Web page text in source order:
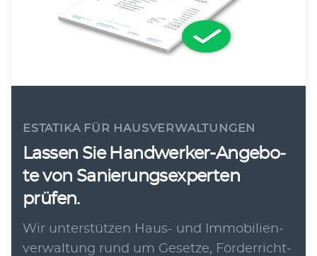
ESTATIKA FÜR HAUSVERWALTUNGEN
Las­sen Sie Hand­wer­ker-Ange­bo­
te von Sanie­rungs­exper­ten
prüfen.
Wir unter­stüt­zen Haus- und Immo­bi­li­en­
ver­wal­tung rund um Geset­ze, För­der­richt­